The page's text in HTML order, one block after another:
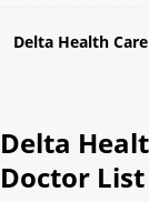
Delta Health
Delta
Doctor List